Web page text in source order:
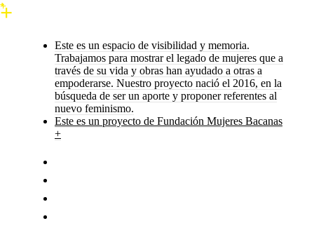
Este es un espacio de visibilidad y memoria.
Trabajamos para mostrar el legado de mujeres que a
través de su vida y obras han ayudado a otras a
empoderarse. Nuestro proyecto nació el 2016, en la
búsqueda de ser un aporte y proponer referentes al
nuevo feminismo.
Este es un proyecto de Fundación Mujeres Bacanas
+